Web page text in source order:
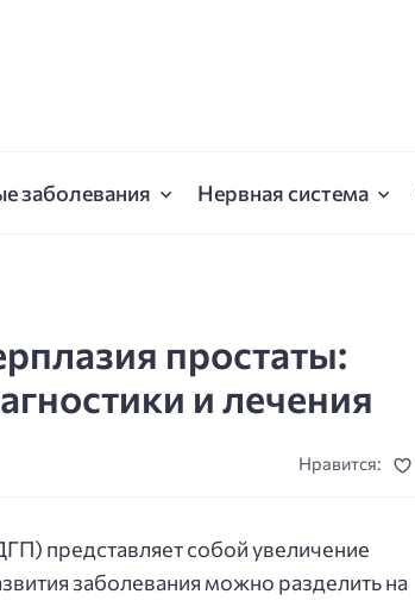
заболевания Нервная система
простаты:
и лечения
Нравится:
представляет собой увеличение
заболевания можно разделить на